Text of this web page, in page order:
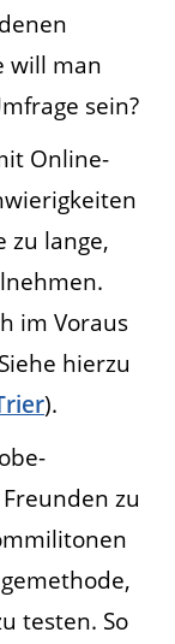
will man
sein?
Online-
zu lange,
im Voraus
hierzu
).
zu
testen. So